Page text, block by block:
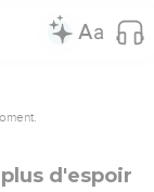
d'espoir